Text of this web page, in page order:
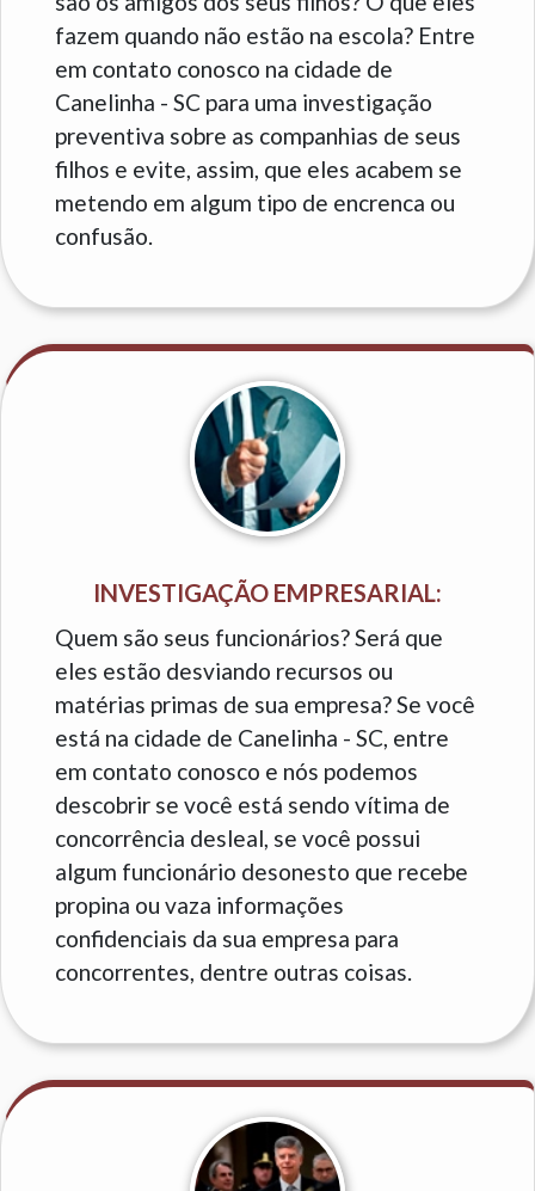
fazem quando não estão na escola? Entre
em contato conosco na cidade de
Canelinha - SC para uma investigação
preventiva sobre as companhias de seus
filhos e evite, assim, que eles acabem se
metendo em algum tipo de encrenca ou
confusão.
INVESTIGAÇÃO EMPRESARIAL:
Quem são seus funcionários? Será que
eles estão desviando recursos ou
matérias primas de sua empresa? Se você
está na cidade de Canelinha - SC, entre
em contato conosco e nós podemos
descobrir se você está sendo vítima de
concorrência desleal, se você possui
algum funcionário desonesto que recebe
propina ou vaza informações
confidenciais da sua empresa para
concorrentes, dentre outras coisas.